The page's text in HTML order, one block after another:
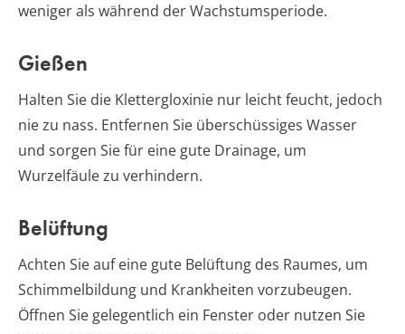
weniger als während der Wachstumsperiode.
Gießen
Halten Sie die Klettergloxinie nur leicht feucht, jedoch
nie zu nass. Entfernen Sie überschüssiges Wasser
und sorgen Sie für eine gute Drainage, um
Wurzelfäule zu verhindern.
Belüftung
Achten Sie auf eine gute Belüftung des Raumes, um
Schimmelbildung und Krankheiten vorzubeugen.
Öffnen Sie gelegentlich ein Fenster oder nutzen Sie